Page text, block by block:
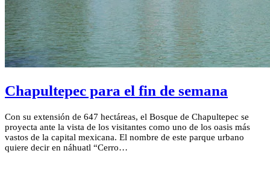
Chapultepec para el fin de semana
Con su extensión de 647 hectáreas, el Bosque de Chapultepec se
proyecta ante la vista de los visitantes como uno de los oasis más
vastos de la capital mexicana. El nombre de este parque urbano
quiere decir en náhuatl “Cerro…